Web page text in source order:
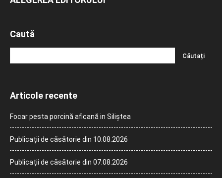
Caută
Articole recente
Focar pesta porcină aficană in Siliștea
Publicații de căsătorie din 10.08.2026
Publicații de căsătorie din 07.08.2026